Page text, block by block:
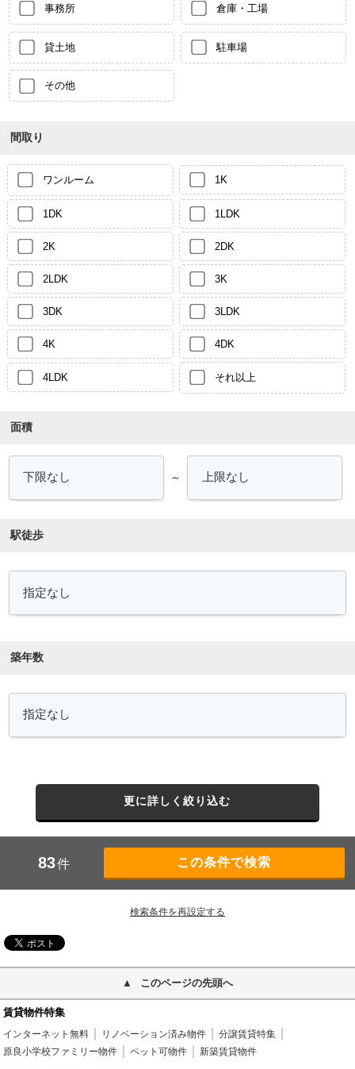
事務所 倉庫・工場
貸土地 駐車場
その他
間取り
ワンルーム 1K
1DK 1LDK
2K 2DK
2LDK 3K
3DK 3LDK
4K 4DK
4LDK それ以上
面積
～
駅徒歩
築年数
更に詳しく絞り込む
83件
検索条件を再設定する
このページの先頭へ
賃貸物件特集
インターネット無料 リノベーション済み物件
分譲賃貸特集
原良小学校ファミリー物件
ペット可物件 新築賃貸物件